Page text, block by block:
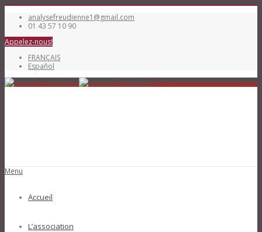
analysefreudienne1@gmail.com
01 43 57 10 90
Appelez-nous!
FRANÇAIS
Español
Menu
Accueil
L’association